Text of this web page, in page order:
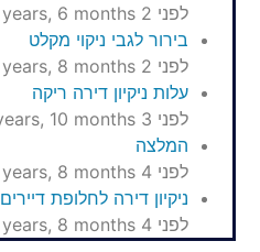
לפני 2 years, 6 months
בירור לגבי ניקוי מקלט
לפני 2 years, 8 months
עלות ניקיון דירה ריקה
לפני 3 years, 10 months
המלצה
לפני 4 years, 8 months
ניקיון דירה לחלופת דיירים
לפני 4 years, 8 months